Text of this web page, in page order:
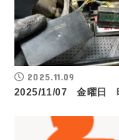
2025.11.09
2025/11/07 金曜日